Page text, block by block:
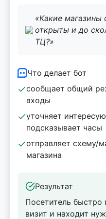
«Какие магазины
открыты и до
ТЦ?»
Что делает бот
сообщает общий
входы
уточняет
подсказывает часы
отправляет схему/
магазина
Результат
Посетитель быстро
визит и находит